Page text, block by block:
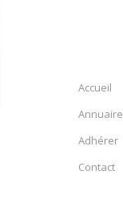
Accueil
Annuaire
Adhérer
Contact